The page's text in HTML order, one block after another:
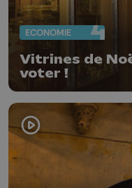
ECONOMIE
Vitrines de
voter !